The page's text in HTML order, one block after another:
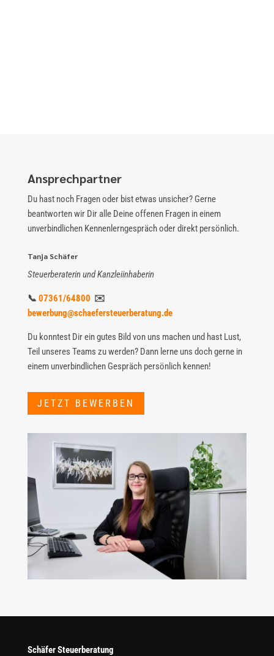
Ansprechpartner
Du hast noch Fragen oder bist etwas unsicher? Gerne
beantworten wir Dir alle Deine offenen Fragen in einem
unverbindlichen Kennenlerngespräch oder direkt persönlich.
Tanja Schäfer
Steuerberaterin und Kanzleiinhaberin
📞 07361/64800 ✉️
bewerbung@schaefersteuerberatung.de
Du konntest Dir ein gutes Bild von uns machen und hast Lust,
Teil unseres Teams zu werden? Dann lerne uns doch gerne in
einem unverbindlichen Gespräch persönlich kennen!
JETZT BEWERBEN
Schäfer Steuerberatung